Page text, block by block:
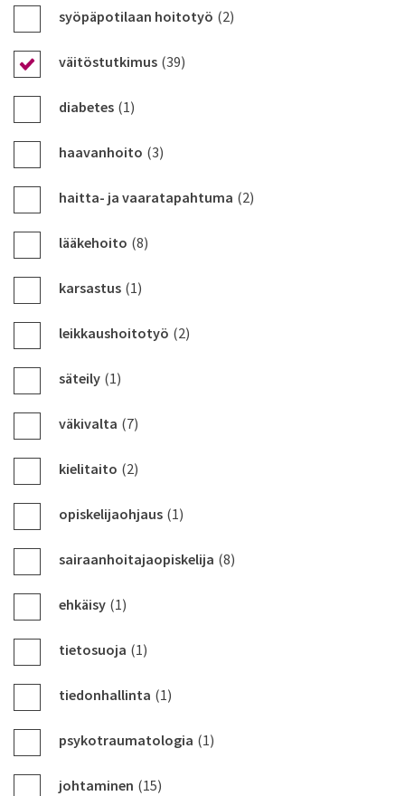
syöpäpotilaan hoitotyö (2)
väitöstutkimus (39)
diabetes (1)
haavanhoito (3)
haitta- ja vaaratapahtuma (2)
lääkehoito (8)
karsastus (1)
leikkaushoitotyö (2)
säteily (1)
väkivalta (7)
kielitaito (2)
opiskelijaohjaus (1)
sairaanhoitajaopiskelija (8)
ehkäisy (1)
tietosuoja (1)
tiedonhallinta (1)
psykotraumatologia (1)
johtaminen (15)